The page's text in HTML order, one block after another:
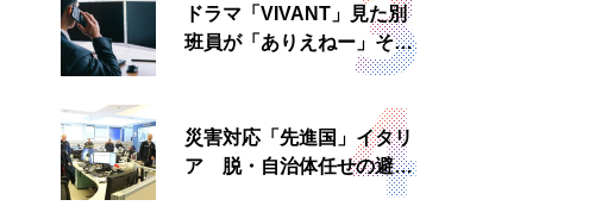
ドラマ「VIVANT」見た別
班員が「ありえねー」その
理由とは 非公然組織ゆえ
災害対応「先進国」イタリ
ア 脱・自治体任せの避難
所運営、被災者への温かい